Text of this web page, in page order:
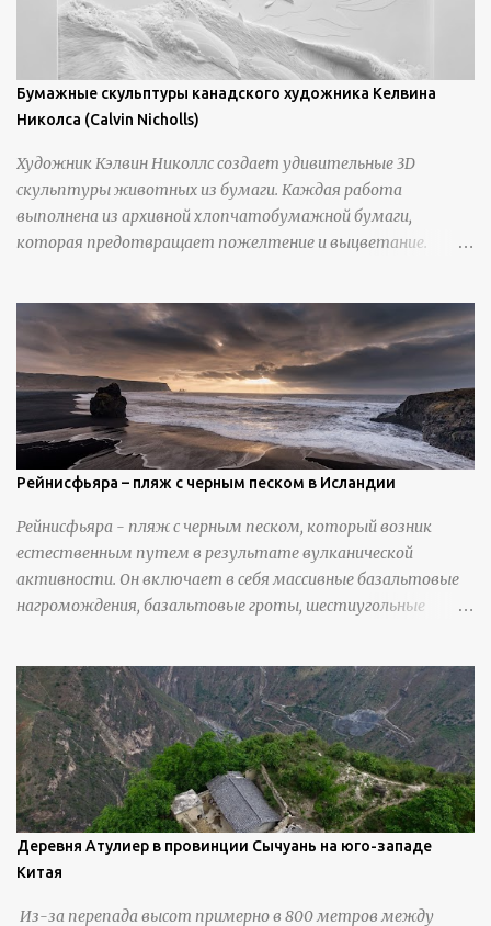
Бумажные скульптуры канадского художника Келвина
Николса (Calvin Nicholls)
Художник Кэлвин Николлс создает удивительные 3D
скульптуры животных из бумаги. Каждая работа
выполнена из архивной хлопчатобумажной бумаги,
которая предотвращает пожелтение и выцветание.
инструменты для текстурирования, чтобы точно
вылепить каждую деталь. источник
https://calvinnicholls.com/
Рейнисфьяра – пляж с черным песком в Исландии
Рейнисфьяра - пляж с черным песком, который возник
естественным путем в результате вулканической
активности. Он включает в себя массивные базальтовые
нагромождения, базальтовые гроты, шестиугольные
Деревня Атулиер в провинции Сычуань на юго-западе
Китая
Из-за перепада высот примерно в 800 метров между